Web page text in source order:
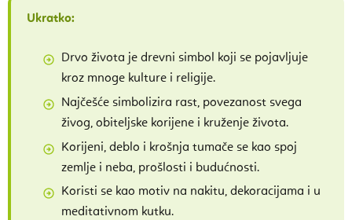
Ukratko:
Drvo života je drevni simbol koji se pojavljuje
kroz mnoge kulture i religije.
Najčešće simbolizira rast, povezanost svega
živog, obiteljske korijene i kruženje života.
Korijeni, deblo i krošnja tumače se kao spoj
zemlje i neba, prošlosti i budućnosti.
Koristi se kao motiv na nakitu, dekoracijama i u
meditativnom kutku.